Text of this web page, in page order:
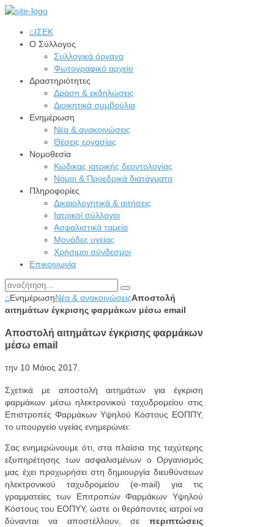
⌂ΙΣΕΚ
Ο Σύλλογος
Συλλογικά όργανα
Φωτογραφικό αρχείο
Δραστηριότητες
Δράση & εκδηλώσεις
Διοικητικά συμβούλια
Ενημέρωση
Νέα & ανακοινώσεις
Θέσεις εργασίας
Νομοθεσία
Κώδικας ιατρικής δεοντολογίας
Νόμοι & Προεδρικά διατάγματα
Πληροφορίες
Δικαιολογητικά & αιτήσεις
Ιατρικοί σύλλογοι
Ασφαλιστικά ταμεία
Μονάδες υγείας
Χρήσιμοι σύνδεσμοι
Επικοινωνία
⌂ΕνημέρωσηΝέα & ανακοινώσειςΑποστολή
αιτημάτων έγκρισης φαρμάκων μέσω email
Αποστολή αιτημάτων έγκρισης φαρμάκων
μέσω email
την 10 Μάιος 2017
Σχετικά με αποστολή αιτημάτων για έγκριση
φαρμάκων μέσω ηλεκτρονικού ταχυδρομείου στις
Επιστροπές Φαρμάκων Υψηλού Κόστους ΕΟΠΠΥ,
το υπουργείο υγείας ενημερώνει:
Σας ενημερώνουμε ότι, στα πλαίσια της ταχύτερης
εξυπηρέτησης των ασφαλισμένων ο Οργανισμός
μας έχει προχωρήσει στη δημιουργία διευθύνσεων
ηλεκτρονικού ταχυδρομείου (e-mail) για τις
γραμματείες των Επιτροπών Φαρμάκων Υψηλού
Κόστους του ΕΟΠΥΥ, ώστε οι θεράποντες ιατροί να
δύνανται να αποστέλλουν, σε περιπτώσεις